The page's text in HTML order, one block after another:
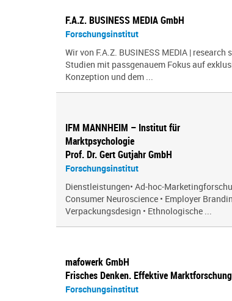
F.A.Z. BUSINESS MEDIA GmbH
Forschungsinstitut
Wir von F.A.Z. BUSINESS MEDIA |
Studien mit passgenauem Fokus auf
Konzeption und dem ...
IFM MANNHEIM – Institut für
Marktpsychologie
Prof. Dr. Gert Gutjahr GmbH
Forschungsinstitut
Dienstleistungen• Ad-hoc-
Consumer Neuroscience • Employer
Verpackungsdesign • Ethnologische ...
mafowerk GmbH
Frisches Denken. Effektive
Forschungsinstitut